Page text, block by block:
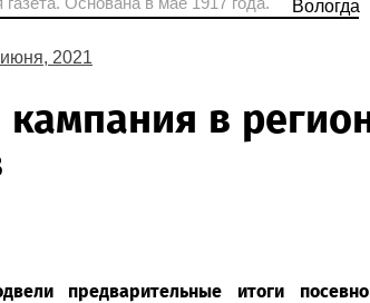
2021
кампания в
предварительные итоги